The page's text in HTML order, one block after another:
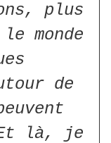
plus
monde
de
Et là, je